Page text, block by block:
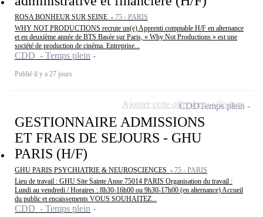
ROSA BONHEUR SUR SEINE - 75 - PARIS
WHY NOT PRODUCTIONS recrute un(e) Apprenti comptable H/F en alternance
et en deuxième année de BTS Basée sur Paris, « Why Not Productions » est une
société de production de cinéma. Entreprise...
CDD - Temps plein
Publié il y a 27 jours
GESTIONNAIRE ADMISSIONS
ET FRAIS DE SEJOURS - GHU
PARIS (H/F)
GHU PARIS PSYCHIATRIE & NEUROSCIENCES - 75 - PARIS
Lieu de travail : GHU Site Sainte Anne 75014 PARIS Organisation du travail :
Lundi au vendredi / Horaires : 8h30-16h00 ou 9h30-17h00 (en alternance) Accueil
du public et encaissements VOUS SOUHAITEZ...
CDD - Temps plein
CDDTemps plein
Ajouter cette offre à ma sélection